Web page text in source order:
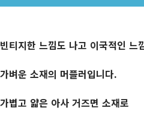
빈티지한 느낌도 나고 이국적인 느
가벼운 소재의 머플러입니다.
가볍고 얇은 아사 거즈면 소재로